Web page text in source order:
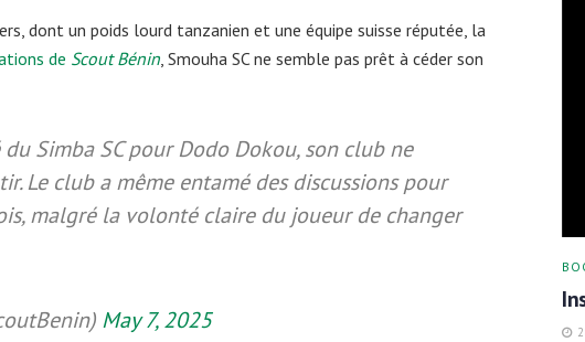
dont un poids lourd tanzanien et une équipe suisse réputée, la
de Scout Bénin , Smouha SC ne semble pas prêt à céder son
Simba SC pour Dodo Dokou, son club ne
Le club a même entamé des discussions pour
malgré la volonté claire du joueur de changer
May 7, 2025